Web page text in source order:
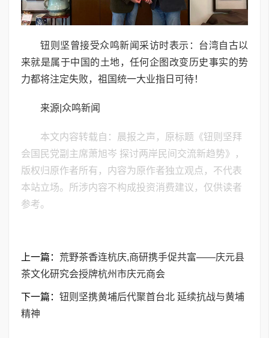
钮则坚曾接受众鸣新闻采访时表示：台湾自古以
来就是属于中国的土地，任何企图改变历史事实的势
力都将注定失败，祖国统一大业指日可待！
来源|众鸣新闻
本文内容转载自：晨报之声，原标题《钮则坚拜
会国民党副主席萧旭岑 探讨两岸民间交流新趋势》，
版权归原作者所有，内容为原作者独立观点，不代表
本站立场。所涉内容不构成投资消费建议，仅供读者
参考。
上一篇： 荒野茶香连杭庆,商研携手促共富——庆元县
茶文化研究会授牌杭州市庆元商会
下一篇： 钮则坚携黄埔后代聚首台北 延续抗战与黄埔
精神